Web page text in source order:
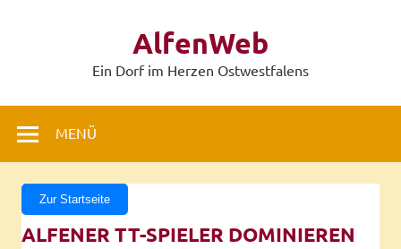
AlfenWeb
Ein Dorf im Herzen Ostwestfalens
MENÜ
Zur Startseite
ALFENER TT-SPIELER DOMINIEREN